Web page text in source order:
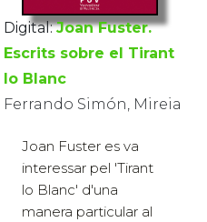
Digital: Joan Fuster.
Escrits sobre el Tirant
lo Blanc
Ferrando Simón, Mireia
Joan Fuster es va
interessar pel 'Tirant
lo Blanc' d'una
manera particular al